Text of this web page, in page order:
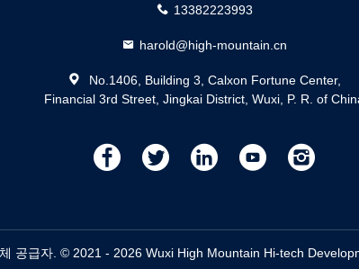
13382223993
harold@high-mountain.cn
No.1406, Building 3, Calxon Fortune Center,
Financial 3rd Street, Jingkai District, Wuxi, P. R. of
述
述
述
述
述
공급자. © 2021 - 2026 Wuxi High Mountain Hi-tech